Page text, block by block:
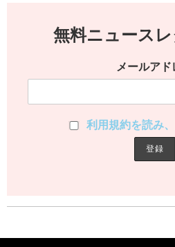
無料ニュース
メールアド
利用規約を読み